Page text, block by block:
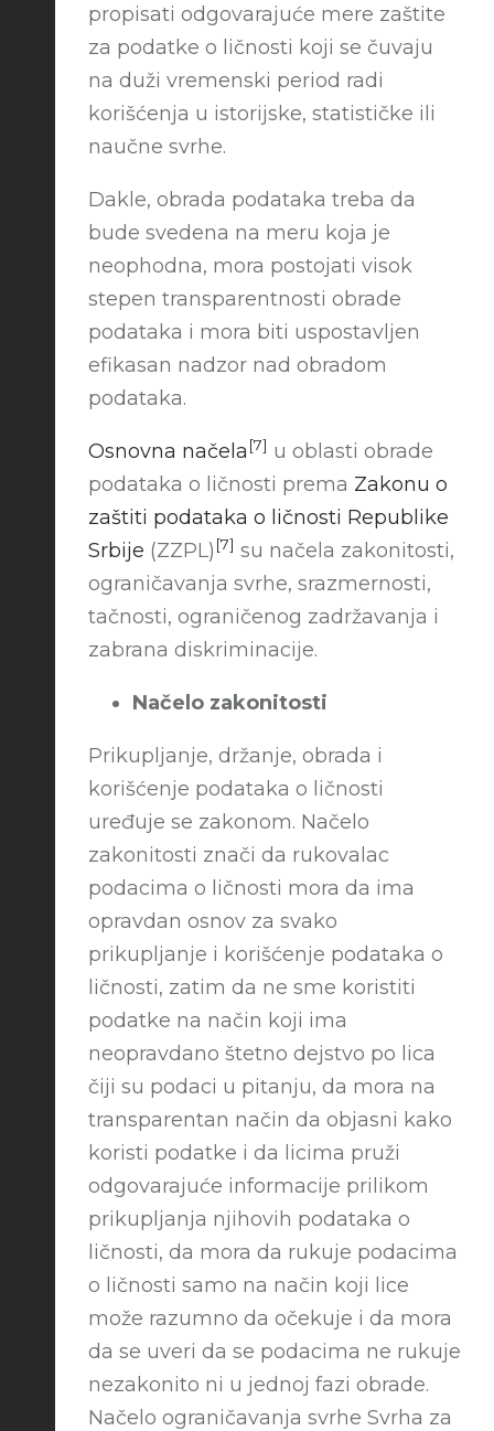
propisati odgovarajuće mere zaštite
za podatke o ličnosti koji se čuvaju
na duži vremenski period radi
korišćenja u istorijske, statističke ili
naučne svrhe.
Dakle, obrada podataka treba da
bude svedena na meru koja je
neophodna, mora postojati visok
stepen transparentnosti obrade
podataka i mora biti uspostavljen
efikasan nadzor nad obradom
podataka.
Osnovna načela [7] u oblasti obrade
podataka o ličnosti prema Zakonu o
zaštiti podataka o ličnosti Republike
Srbije (ZZPL) [7] su načela zakonitosti,
ograničavanja svrhe, srazmernosti,
tačnosti, ograničenog zadržavanja i
zabrana diskriminacije.
Načelo zakonitosti
Prikupljanje, držanje, obrada i
korišćenje podataka o ličnosti
uređuje se zakonom. Načelo
zakonitosti znači da rukovalac
podacima o ličnosti mora da ima
opravdan osnov za svako
prikupljanje i korišćenje podataka o
ličnosti, zatim da ne sme koristiti
podatke na način koji ima
neopravdano štetno dejstvo po lica
čiji su podaci u pitanju, da mora na
transparentan način da objasni kako
koristi podatke i da licima pruži
odgovarajuće informacije prilikom
prikupljanja njihovih podataka o
ličnosti, da mora da rukuje podacima
o ličnosti samo na način koji lice
može razumno da očekuje i da mora
da se uveri da se podacima ne rukuje
nezakonito ni u jednoj fazi obrade.
Načelo ograničavanja svrhe Svrha za